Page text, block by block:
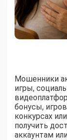
Мошенники
игры,
бонусы,
конкурсах
получить
аккаунтам